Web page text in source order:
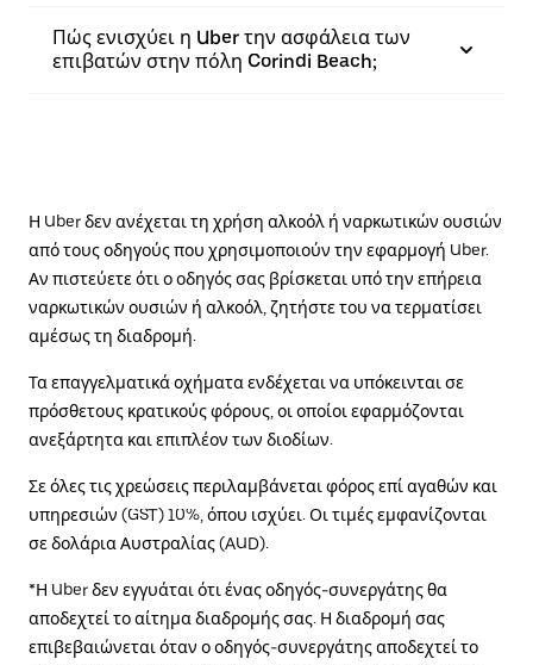
Πώς ενισχύει η Uber την ασφάλεια των
επιβατών στην πόλη Corindi Beach;
Η Uber δεν ανέχεται τη χρήση αλκοόλ ή ναρκωτικών ουσιών
από τους οδηγούς που χρησιμοποιούν την εφαρμογή Uber.
Αν πιστεύετε ότι ο οδηγός σας βρίσκεται υπό την επήρεια
ναρκωτικών ουσιών ή αλκοόλ, ζητήστε του να τερματίσει
αμέσως τη διαδρομή.
Τα επαγγελματικά οχήματα ενδέχεται να υπόκεινται σε
πρόσθετους κρατικούς φόρους, οι οποίοι εφαρμόζονται
ανεξάρτητα και επιπλέον των διοδίων.
Σε όλες τις χρεώσεις περιλαμβάνεται φόρος επί αγαθών και
υπηρεσιών (GST) 10%, όπου ισχύει. Οι τιμές εμφανίζονται
σε δολάρια Αυστραλίας (AUD).
*Η Uber δεν εγγυάται ότι ένας οδηγός-συνεργάτης θα
αποδεχτεί το αίτημα διαδρομής σας. Η διαδρομή σας
επιβεβαιώνεται όταν ο οδηγός-συνεργάτης αποδεχτεί το